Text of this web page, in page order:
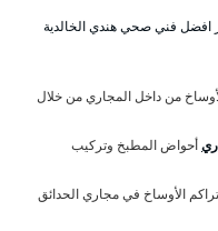
افضل فني صحي هندي الخالدية
من داخل المجاري من خلال
أحواض المطبخ وتركيب
الأوساخ في مجاري الحدائق